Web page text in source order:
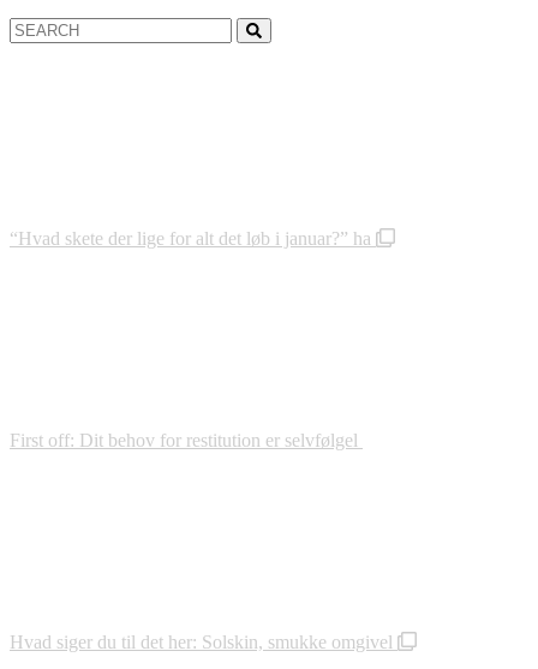
Search
for:
“Hvad skete der lige for alt det løb i januar?” ha
First off: Dit behov for restitution er selvfølgel
Hvad siger du til det her: Solskin, smukke omgivel